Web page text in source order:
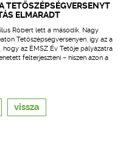
TETŐSZÉPSÉGVERSENYT
ELMARADT
Róbert lett a második, Nagy
Tetőszépségversenyen, így az a
az ÉMSZ Év Tetője pályázatra
felterjeszteni – hiszen azon a
vissza